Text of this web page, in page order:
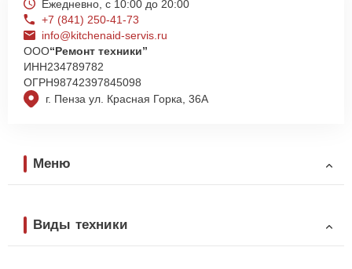
г. Пенза ул. Красная Горка, 36А
Ежедневно, с 10:00 до 20:00
+7 (841) 250-41-73
info@kitchenaid-servis.ru
ООО“Ремонт техники”
ИНН234789782
ОГРН98742397845098
Меню
Виды техники